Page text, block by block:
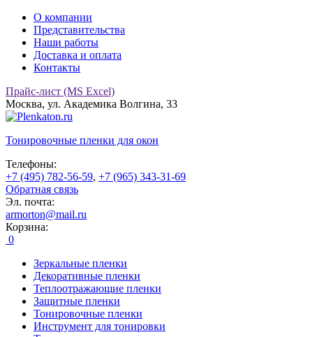
О компании
Представительства
Наши работы
Доставка и оплата
Контакты
Прайс-лист (MS Excel)
Москва, ул. Академика Волгина, 33
Тонировочные пленки для окон
Телефоны:
+7 (495) 782-56-59, +7 (965) 343-31-69
Обратная связь
Эл. почта:
armorton@mail.ru
Корзина:
0
Зеркальные пленки
Декоративные пленки
Теплоотражающие пленки
Защитные пленки
Тонировочные пленки
Инструмент для тонировки